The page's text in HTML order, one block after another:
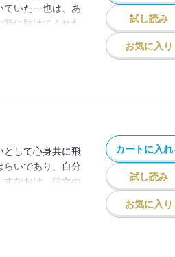
いた一也は、あ
時に助けてくれた
ありラブコメあ
試し読み
お気に入り
として心身共に飛
らいであり、自分
すなおは、彼女の
りのご褒美や、
カートに入れ
試し読み
お気に入り